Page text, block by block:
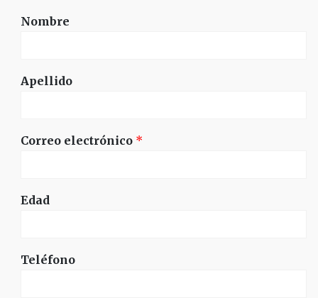
Nombre
Apellido
Correo electrónico *
Edad
Teléfono